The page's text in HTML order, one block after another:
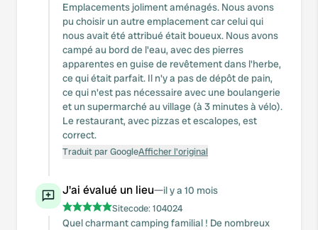
Emplacements joliment aménagés. Nous avons
pu choisir un autre emplacement car celui qui
nous avait été attribué était boueux. Nous avons
campé au bord de l'eau, avec des pierres
apparentes en guise de revêtement dans l'herbe,
ce qui était parfait. Il n'y a pas de dépôt de pain,
ce qui n'est pas nécessaire avec une boulangerie
et un supermarché au village (à 3 minutes à vélo).
Le restaurant, avec pizzas et escalopes, est
correct.
Traduit par GoogleAfficher l'original
J'ai évalué un lieu—il y a 10 mois
Sitecode:104024
Quel charmant camping familial ! De nombreux